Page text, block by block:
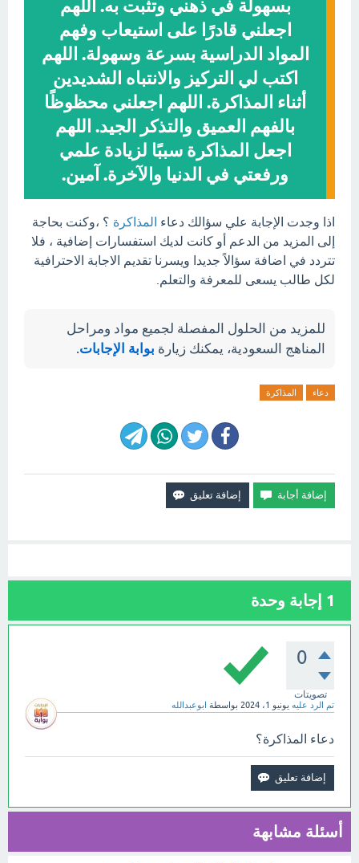
بسهولة في ذهني وتثبت به. اللهم
اجعلني قادرًا على استيعاب وفهم
المواد الدراسية بسرعة وسهولة. اللهم
اكتب لي التركيز والانتباه الشديدين
أثناء المذاكرة. اللهم اجعلني محظوظًا
بالفهم العميق والتذكر الجيد. اللهم
اجعل المذاكرة سببًا لزيادة علمي
ورفعتي في الدنيا والآخرة. آمين.
اذا وجدت الإجابة علي سؤالك دعاء المذاكرة ؟ ،وكنت بحاجة
إلى المزيد من الدعم أو كانت لديك استفسارات إضافية ، فلا
تتردد في اضافة سؤالاً جديدا ويسرنا تقديم الاجابة الاحترافية
لكل طالب يسعى للمعرفة والتعلم.
للمزيد من الحلول المفصلة لجميع مواد ومراحل
المناهج السعودية، يمكنك زيارة بوابة الإجابات.
دعاء المذاكرة
1 إجابة وحدة
0
تصويتات
تم الرد عليه يونيو 1، 2024 بواسطة ابوعبدالله
دعاء المذاكرة؟
أسئلة مشابهة